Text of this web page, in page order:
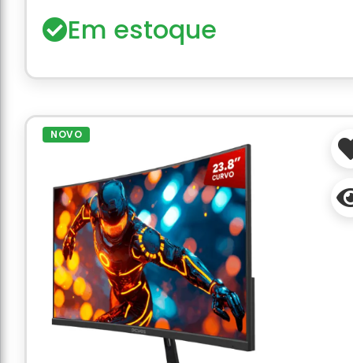
Em estoque
NOVO